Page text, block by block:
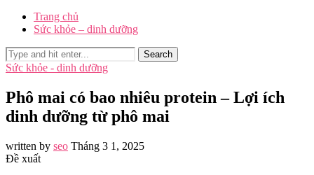
Trang chủ
Sức khỏe – dinh dưỡng
Search
Sức khỏe - dinh dưỡng
Phô mai có bao nhiêu protein – Lợi ích
dinh dưỡng từ phô mai
written by seo Tháng 3 1, 2025
Đề xuất